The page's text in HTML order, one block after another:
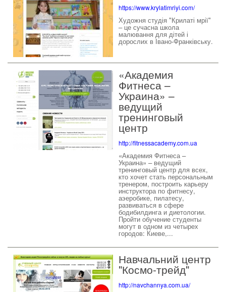
https://www.krylatimriyi.com/
Художня студія "Крилаті мрії"
– це сучасна школа
малювання для дітей і
дорослих в Івано-Франківську.
«Академия
Фитнеса –
Украина» –
ведущий
тренинговый
центр
http://fitnessacademy.com.ua
«Академия Фитнеса –
Украина» – ведущий
тренинговый центр для всех,
кто хочет стать персональным
тренером, построить карьеру
инструктора по фитнесу,
аэеробике, пилатесу,
развиваться в сфере
бодибилдинга и диетологии.
Пройти обучение студенты
могут в одном из четырех
городов: Киеве,...
Навчальний центр
"Космо-трейд"
http://navchannya.com.ua/